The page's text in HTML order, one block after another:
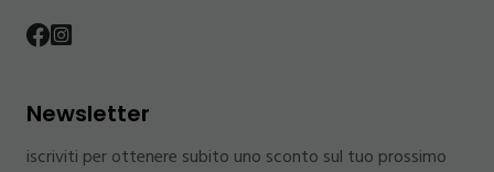
Newsletter
iscriviti per ottenere subito uno sconto sul tuo prossimo